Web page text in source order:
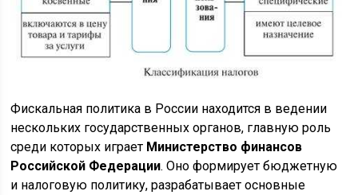
Фискальная политика в России находится в ведении
нескольких государственных органов, главную роль
среди которых играет Министерство финансов
Российской Федерации. Оно формирует бюджетную
и налоговую политику, разрабатывает основные